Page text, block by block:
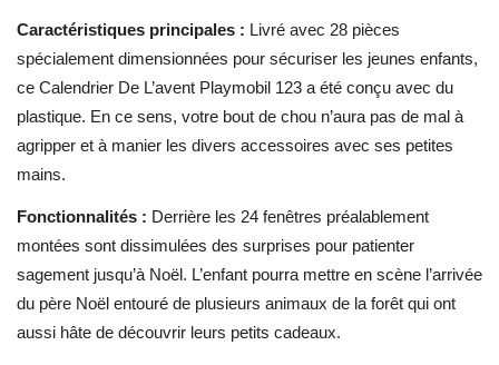
Caractéristiques principales : Livré avec 28 pièces
spécialement dimensionnées pour sécuriser les jeunes enfants,
ce Calendrier De L’avent Playmobil 123 a été conçu avec du
plastique. En ce sens, votre bout de chou n’aura pas de mal à
agripper et à manier les divers accessoires avec ses petites
mains.
Fonctionnalités : Derrière les 24 fenêtres préalablement
montées sont dissimulées des surprises pour patienter
sagement jusqu’à Noël. L’enfant pourra mettre en scène l’arrivée
du père Noël entouré de plusieurs animaux de la forêt qui ont
aussi hâte de découvrir leurs petits cadeaux.